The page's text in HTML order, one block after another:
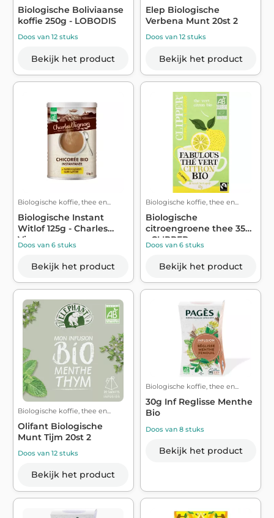
Biologische Boliviaanse
koffie 250g - LOBODIS
Doos van 12 stuks
Bekijk het product
Elep Biologische
Verbena Munt 20st 2
Doos van 12 stuks
Bekijk het product
Biologische koffie, thee en...
Biologische Instant
Witlof 125g - Charles
Vignon
Doos van 6 stuks
Bekijk het product
Biologische koffie, thee en...
Biologische
citroengroene thee 35g
- CLIPPER
Doos van 6 stuks
Bekijk het product
Biologische koffie, thee en...
Olifant Biologische
Munt Tijm 20st 2
Doos van 12 stuks
Bekijk het product
Biologische koffie, thee en...
30g Inf Reglisse Menthe
Bio
Doos van 8 stuks
Bekijk het product